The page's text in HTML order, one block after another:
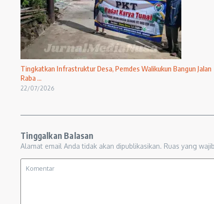
Tingkatkan Infrastruktur Desa, Pemdes Walikukun Bangun Jalan
Raba ...
22/07/2026
Tinggalkan Balasan
Alamat email Anda tidak akan dipublikasikan. Ruas yang